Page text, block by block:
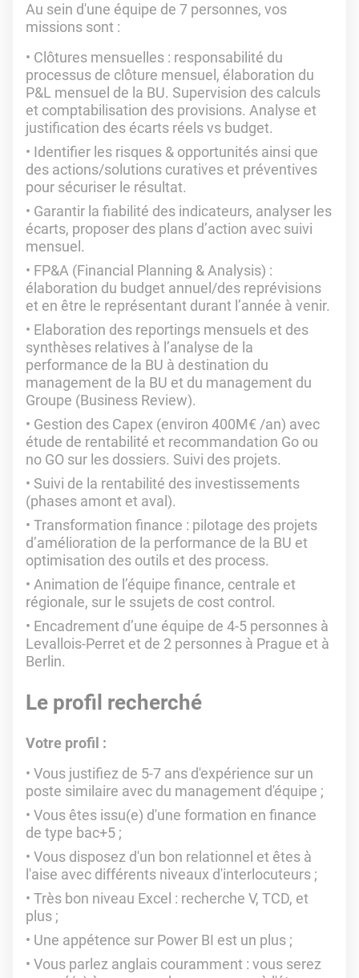
Au sein d'une équipe de 7 personnes, vos
missions sont :
Clôtures mensuelles : responsabilité du
processus de clôture mensuel, élaboration du
P&L mensuel de la BU. Supervision des calculs
et comptabilisation des provisions. Analyse et
justification des écarts réels vs budget.
Identifier les risques & opportunités ainsi que
des actions/solutions curatives et préventives
pour sécuriser le résultat.
Garantir la fiabilité des indicateurs, analyser les
écarts, proposer des plans d’action avec suivi
mensuel.
FP&A (Financial Planning & Analysis) :
élaboration du budget annuel/des reprévisions
et en être le représentant durant l’année à venir.
Elaboration des reportings mensuels et des
synthèses relatives à l’analyse de la
performance de la BU à destination du
management de la BU et du management du
Groupe (Business Review).
Gestion des Capex (environ 400M€ /an) avec
étude de rentabilité et recommandation Go ou
no GO sur les dossiers. Suivi des projets.
Suivi de la rentabilité des investissements
(phases amont et aval).
Transformation finance : pilotage des projets
d’amélioration de la performance de la BU et
optimisation des outils et des process.
Animation de l’équipe finance, centrale et
régionale, sur le ssujets de cost control.
Encadrement d’une équipe de 4-5 personnes à
Levallois-Perret et de 2 personnes à Prague et à
Berlin.
Le profil recherché
Votre profil :
Vous justifiez de 5-7 ans d'expérience sur un
poste similaire avec du management d'équipe ;
Vous êtes issu(e) d'une formation en finance
de type bac+5 ;
Vous disposez d'un bon relationnel et êtes à
l'aise avec différents niveaux d'interlocuteurs ;
Très bon niveau Excel : recherche V, TCD, et
plus ;
Une appétence sur Power BI est un plus ;
Vous parlez anglais couramment : vous serez